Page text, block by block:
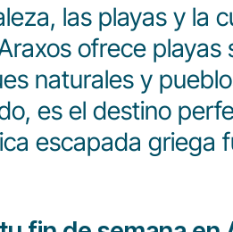
las playas y la
ofrece playas
naturales y
es el destino
escapada griega